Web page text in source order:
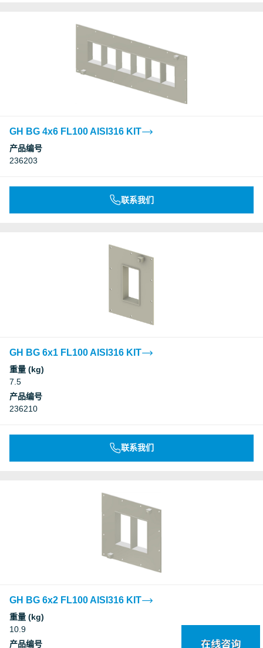
GH BG 4x6 FL100 AISI316 KIT
产品编号
236203
联系我们
GH BG 6x1 FL100 AISI316 KIT
重量 (kg)
7.5
产品编号
236210
联系我们
GH BG 6x2 FL100 AISI316 KIT
重量 (kg)
10.9
产品编号